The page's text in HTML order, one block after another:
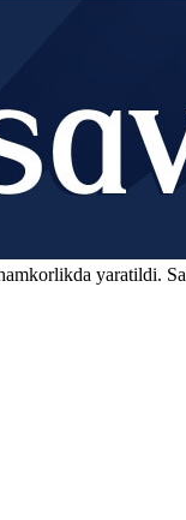
yaratildi.